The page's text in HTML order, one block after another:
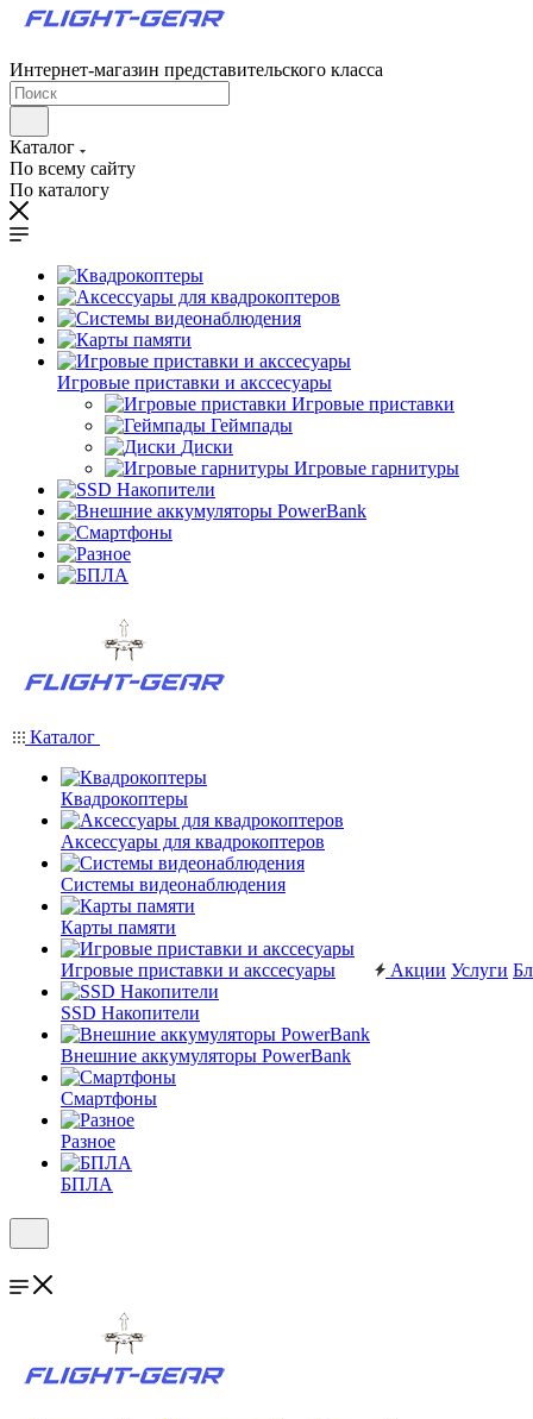
Интернет-магазин представительского класса
Каталог
По всему сайту
По каталогу
Игровые приставки и акссесуары
Игровые приставки
Геймпады
Диски
Игровые гарнитуры
Каталог
Квадрокоптеры
Аксессуары для квадрокоптеров
Системы видеонаблюдения
Карты памяти
Игровые приставки и акссесуары
SSD Накопители
Внешние аккумуляторы PowerBank
Смартфоны
Разное
БПЛА
Акции Услуги